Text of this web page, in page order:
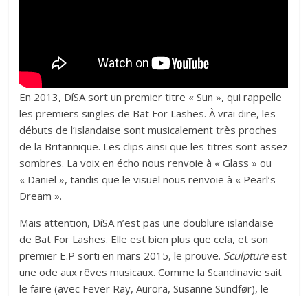
En 2013, DíSA sort un premier titre « Sun », qui rappelle
les premiers singles de Bat For Lashes. À vrai dire, les
débuts de l’islandaise sont musicalement très proches
de la Britannique. Les clips ainsi que les titres sont assez
sombres. La voix en écho nous renvoie à « Glass » ou
« Daniel », tandis que le visuel nous renvoie à « Pearl’s
Dream ».
Mais attention, DíSA n’est pas une doublure islandaise
de Bat For Lashes. Elle est bien plus que cela, et son
premier E.P sorti en mars 2015, le prouve. Sculptureest
une ode aux rêves musicaux. Comme la Scandinavie sait
le faire (avec Fever Ray, Aurora, Susanne Sundfør), le